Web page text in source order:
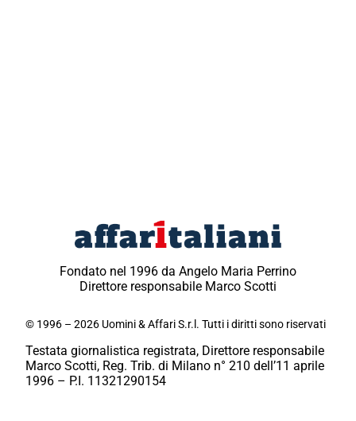
Fondato nel 1996 da Angelo Maria Perrino
Direttore responsabile Marco Scotti
© 1996 – 2026 Uomini & Affari S.r.l. Tutti i diritti sono riservati
Testata giornalistica registrata, Direttore responsabile
Marco Scotti, Reg. Trib. di Milano n° 210 dell’11 aprile
1996 – P.I. 11321290154